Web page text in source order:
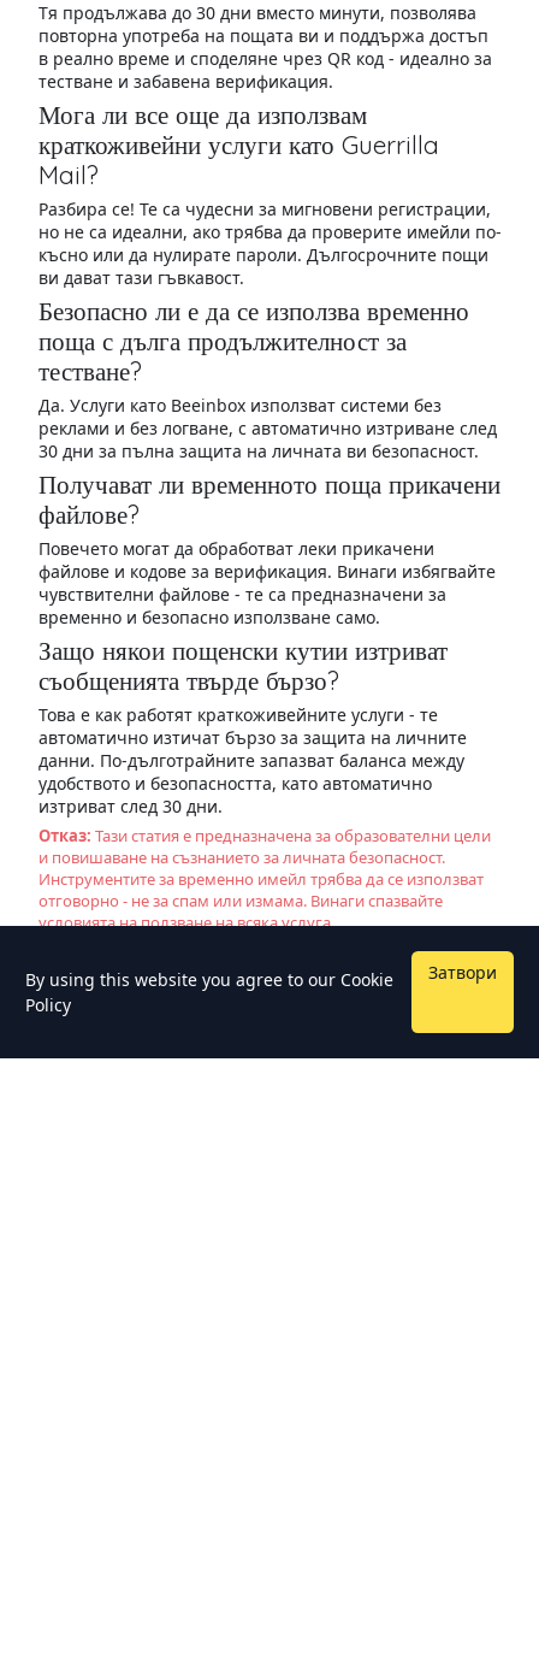
Тя продължава до 30 дни вместо минути, позволява
повторна употреба на пощата ви и поддържа достъп
в реално време и споделяне чрез QR код - идеално за
тестване и забавена верификация.
Мога ли все още да използвам
краткоживейни услуги като Guerrilla
Mail?
Разбира се! Те са чудесни за мигновени регистрации,
но не са идеални, ако трябва да проверите имейли по-
късно или да нулирате пароли. Дългосрочните пощи
ви дават тази гъвкавост.
Безопасно ли е да се използва временно
поща с дълга продължителност за
тестване?
Да. Услуги като Beeinbox използват системи без
реклами и без логване, с автоматично изтриване след
30 дни за пълна защита на личната ви безопасност.
Получават ли временното поща прикачени
файлове?
Повечето могат да обработват леки прикачени
файлове и кодове за верификация. Винаги избягвайте
чувствителни файлове - те са предназначени за
временно и безопасно използване само.
Защо някои пощенски кутии изтриват
съобщенията твърде бързо?
Това е как работят краткоживейните услуги - те
автоматично изтичат бързо за защита на личните
данни. По-дълготрайните запазват баланса между
удобството и безопасността, като автоматично
изтриват след 30 дни.
Отказ: Тази статия е предназначена за образователни цели
и повишаване на съзнанието за личната безопасност.
Инструментите за временно имейл трябва да се използват
отговорно - не за спам или измама. Винаги спазвайте
условията на ползване на всяка услуга.
By using this website you agree to our Cookie
Policy
Затвори